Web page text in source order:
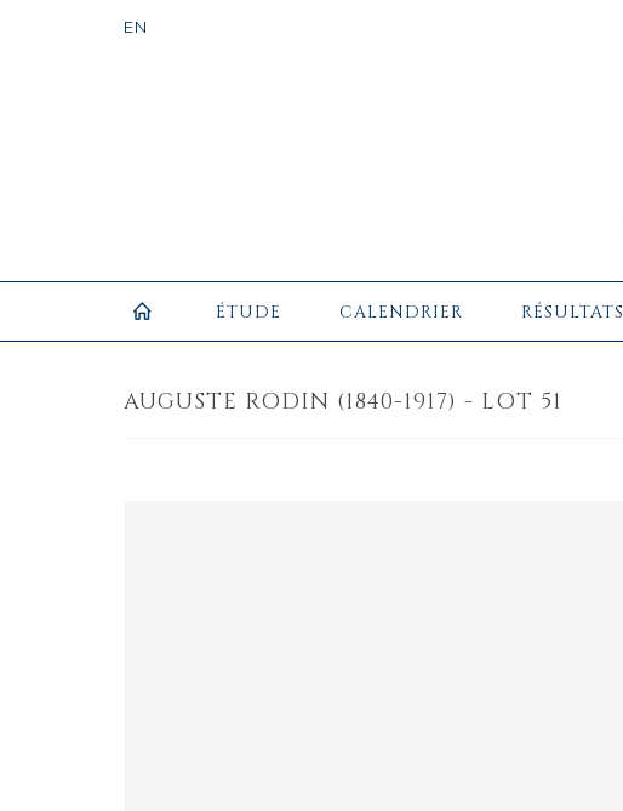
ÉTUDE CALENDRIER RÉSULTATS
AUGUSTE RODIN (1840-1917) - LOT 51